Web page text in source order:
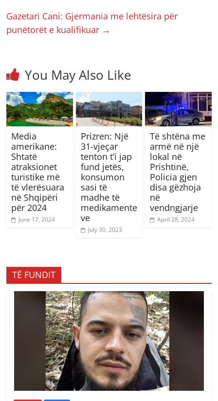
Gazetari Cani: Gjermania me lehtësira për
punëtorët e kualifikuar →
You May Also Like
Media
amerikane:
Shtatë
atraksionet
turistike më
të vlerësuara
në Shqipëri
për 2024
June 17, 2024
Prizren: Një
31-vjeçar
tenton t’i jap
fund jetës,
konsumon
sasi të
madhe të
medikamente
ve
July 30, 2023
Të shtëna me
armë në një
lokal në
Prishtinë,
Policia gjen
disa gëzhoja
në
vendngjarje
April 28, 2024
TË FUNDIT